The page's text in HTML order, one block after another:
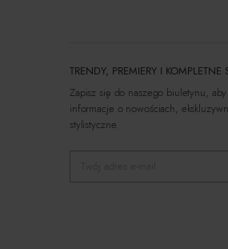
TRENDY, PREMIERY I KOMPLETNE
Zapisz się do naszego biuletynu,
informacje o nowościach,
stylistyczne.